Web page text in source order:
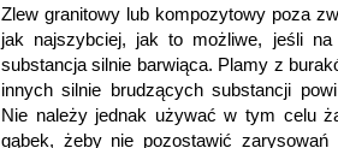
Zlew granitowy lub kompozytowy poza
jak najszybciej, jak to możliwe, jeśli na
substancja silnie barwiąca. Plamy z
innych silnie brudzących substancji
Nie należy jednak używać w tym celu
gąbek, żeby nie pozostawić